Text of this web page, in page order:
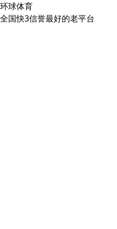
环球体育
全国快3信誉最好的老平台